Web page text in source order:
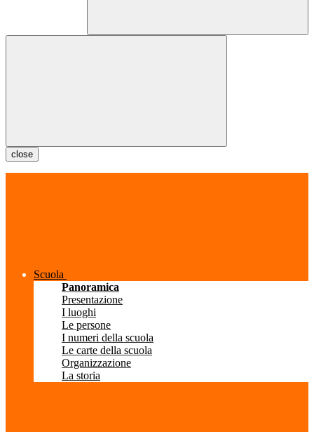
close
Scuola
Panoramica
Presentazione
I luoghi
Le persone
I numeri della scuola
Le carte della scuola
Organizzazione
La storia